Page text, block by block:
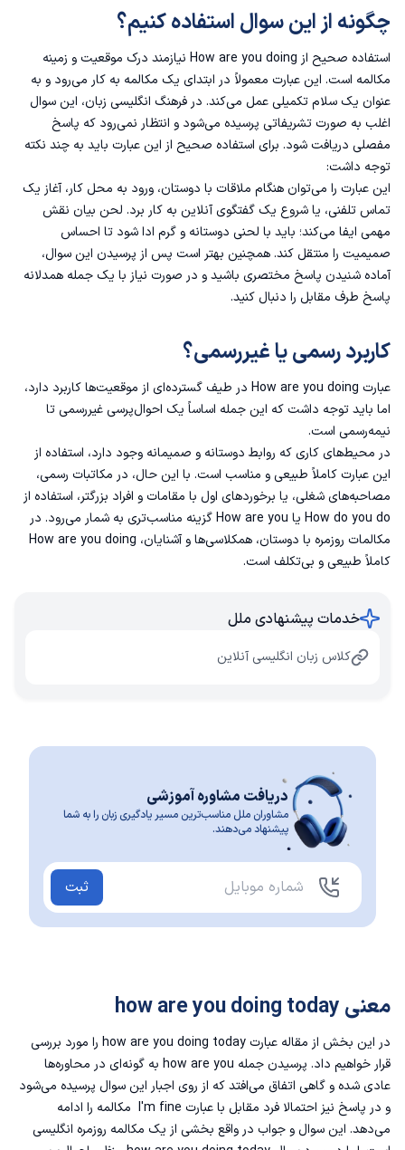
چگونه از این سوال استفاده کنیم؟
استفاده صحیح از How are you doing نیازمند درک موقعیت و زمینه
مکالمه است. این عبارت معمولاً در ابتدای یک مکالمه به کار می‌رود و به
عنوان یک سلام تکمیلی عمل می‌کند. در فرهنگ انگلیسی زبان، این سوال
اغلب به صورت تشریفاتی پرسیده می‌شود و انتظار نمی‌رود که پاسخ
مفصلی دریافت شود. برای استفاده صحیح از این عبارت باید به چند نکته
توجه داشت:
این عبارت را می‌توان هنگام ملاقات با دوستان، ورود به محل کار، آغاز یک
تماس تلفنی، یا شروع یک گفتگوی آنلاین به کار برد. لحن بیان نقش
مهمی ایفا می‌کند؛ باید با لحنی دوستانه و گرم ادا شود تا احساس
صمیمیت را منتقل کند. همچنین بهتر است پس از پرسیدن این سوال،
آماده شنیدن پاسخ مختصری باشید و در صورت نیاز با یک جمله همدلانه
پاسخ طرف مقابل را دنبال کنید.
کاربرد رسمی یا غیررسمی؟
عبارت How are you doing در طیف گسترده‌ای از موقعیت‌ها کاربرد دارد،
اما باید توجه داشت که این جمله اساساً یک احوال‌پرسی غیررسمی تا
نیمه‌رسمی است.
در محیط‌های کاری که روابط دوستانه و صمیمانه وجود دارد، استفاده از
این عبارت کاملاً طبیعی و مناسب است. با این حال، در مکاتبات رسمی،
مصاحبه‌های شغلی، یا برخوردهای اول با مقامات و افراد بزرگتر، استفاده از
How do you do یا How are you گزینه مناسب‌تری به شمار می‌رود. در
مکالمات روزمره با دوستان، همکلاسی‌ها و آشنایان، How are you doing
کاملاً طبیعی و بی‌تکلف است.
خدمات پیشنهادی ملل
کلاس زبان انگلیسی آنلاین
دریافت مشاوره آموزشی
مشاوران ملل مناسب‌ترین مسیر یادگیری زبان را به شما
پیشنهاد می‌دهند.
ثبت
معنی how are you doing today
در این بخش از مقاله عبارت how are you doing today را مورد بررسی
قرار خواهیم داد. پرسیدن جمله how are you به گونه‌ای در محاوره‌ها
عادی شده و گاهی اتفاق می‌افتد که از روی اجبار این سوال پرسیده می‌شود
و در پاسخ نیز احتمالا فرد مقابل با عبارت I'm fine مکالمه را ادامه
می‌دهد. این سوال و جواب در واقع بخشی از یک مکالمه روزمره انگلیسی